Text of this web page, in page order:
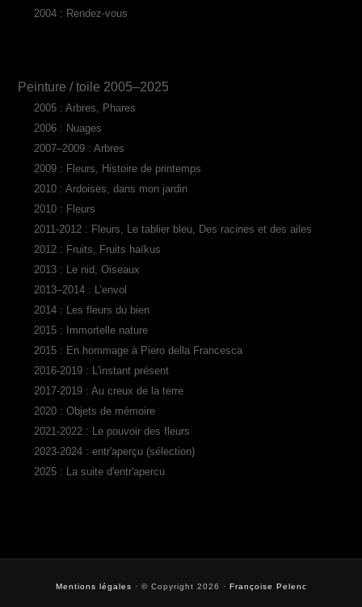
2004 : Rendez-vous
Peinture / toile 2005–2025
2005 : Arbres, Phares
2006 : Nuages
2007–2009 : Arbres
2009 : Fleurs, Histoire de printemps
2010 : Ardoises, dans mon jardin
2010 : Fleurs
2011-2012 : Fleurs, Le tablier bleu, Des racines et des ailes
2012 : Fruits, Fruits haïkus
2013 : Le nid, Oiseaux
2013–2014 : L’envol
2014 : Les fleurs du bien
2015 : Immortelle nature
2015 : En hommage à Piero della Francesca
2016-2019 : L'instant présent
2017-2019 : Au creux de la terre
2020 : Objets de mémoire
2021-2022 : Le pouvoir des fleurs
2023-2024 : entr'aperçu (sélection)
2025 : La suite d'entr'apercu
Mentions légales · © Copyright 2026 · Françoise Pelenc